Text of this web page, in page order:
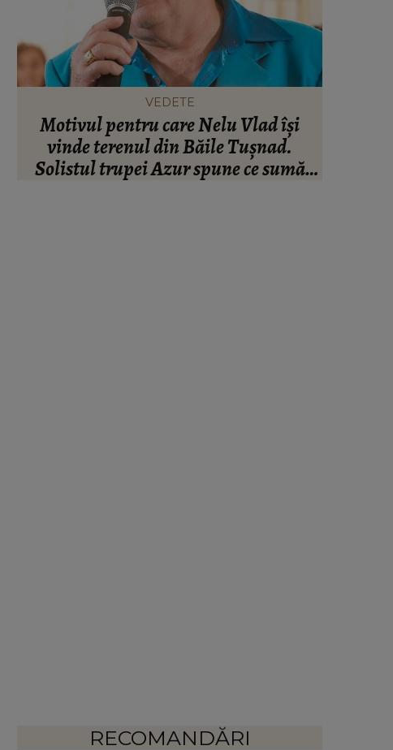
VEDETE
Motivul pentru care Nelu Vlad își
vinde terenul din Băile Tușnad.
Solistul trupei Azur spune ce sumă
RECOMANDĂRI